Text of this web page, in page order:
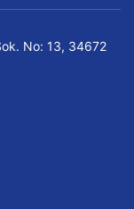
No: 13, 34672